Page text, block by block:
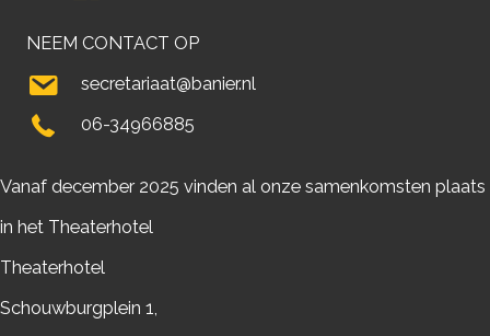
NEEM CONTACT OP
secretariaat@banier.nl
06-34966885
Vanaf december 2025 vinden al onze samenkomsten plaats
in het Theaterhotel
Theaterhotel
Schouwburgplein 1,